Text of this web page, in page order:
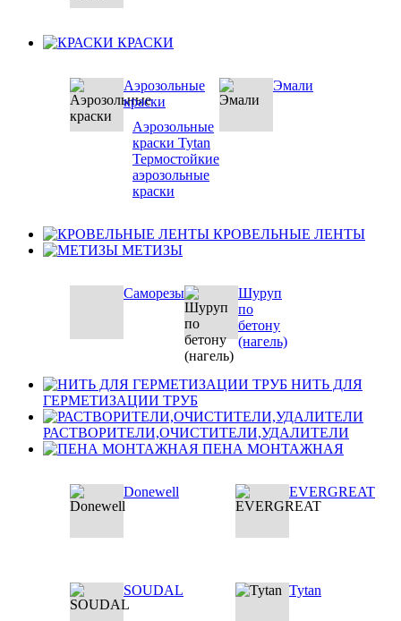
КРАСКИ
Аэрозольные
краски
Аэрозольные
краски Tytan
Термостойкие
аэрозольные
краски
Эмали
КРОВЕЛЬНЫЕ ЛЕНТЫ
МЕТИЗЫ
Саморезы
Шуруп
по
бетону
(нагель)
НИТЬ ДЛЯ
ГЕРМЕТИЗАЦИИ ТРУБ
РАСТВОРИТЕЛИ,ОЧИСТИТЕЛИ,УДАЛИТЕЛИ
ПЕНА МОНТАЖНАЯ
Donewell EVERGREAT
SOUDAL Tytan